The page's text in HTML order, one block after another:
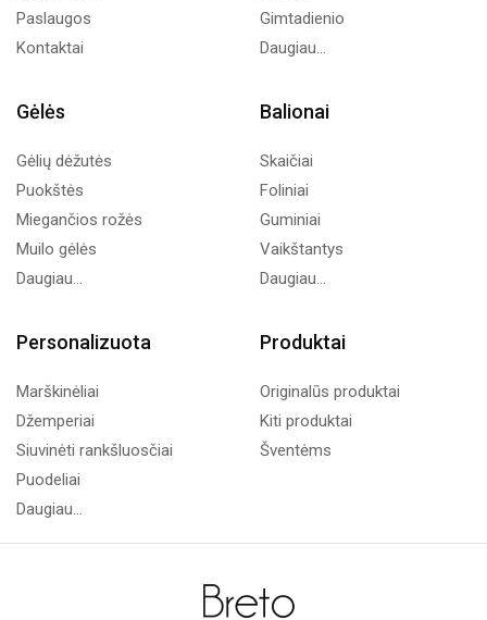
Paslaugos
Kontaktai
Gimtadienio
Daugiau...
Gėlės
Gėlių dėžutės
Puokštės
Miegančios rožės
Muilo gėlės
Daugiau...
Balionai
Skaičiai
Foliniai
Guminiai
Vaikštantys
Daugiau...
Personalizuota
Marškinėliai
Džemperiai
Siuvinėti rankšluosčiai
Puodeliai
Daugiau...
Produktai
Originalūs produktai
Kiti produktai
Šventėms